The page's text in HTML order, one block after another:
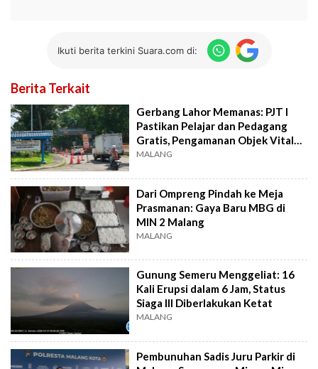
Ikuti berita terkini Suara.com di:
Berita Terkait
Gerbang Lahor Memanas: PJT I
Pastikan Pelajar dan Pedagang
Gratis, Pengamanan Objek Vital
Diperketat
MALANG
Dari Ompreng Pindah ke Meja
Prasmanan: Gaya Baru MBG di
MIN 2 Malang
MALANG
Gunung Semeru Menggeliat: 16
Kali Erupsi dalam 6 Jam, Status
Siaga III Diberlakukan Ketat
MALANG
Pembunuhan Sadis Juru Parkir di